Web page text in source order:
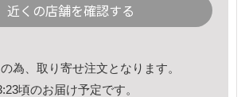
近くの店舗を確認する
為、取り寄せ注文となります。
頃のお届け予定です。